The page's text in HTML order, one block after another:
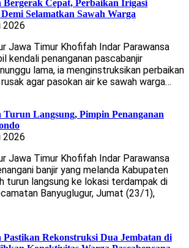
Cepat, Perbaikan Irigasi
Selamatkan Sawah Warga
2026
Jawa Timur Khofifah Indar Parawansa
kendali penanganan pascabanjir
lama, ia menginstruksikan perbaikan
agar pasokan air ke sawah warga…
Langsung, Pimpin Penanganan
2026
Jawa Timur Khofifah Indar Parawansa
banjir yang melanda Kabupaten
turun langsung ke lokasi terdampak di
Banyuglugur, Jumat (23/1),
Rekonstruksi Dua Jembatan di